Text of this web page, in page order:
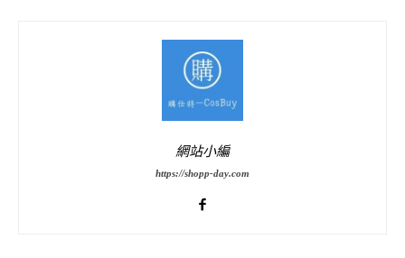
網站小編
https://shopp-day.com